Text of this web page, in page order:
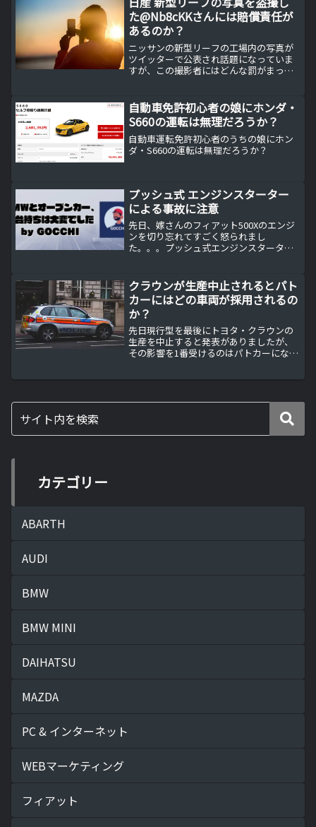
た@Nb8cKKさんには賠償責任が
あるのか？
ニッサンの新型リーフの工場内の写真が
ツイッターで公表され話題になっていま
すが、この撮影者にはどんな罰がまって
発表前の新型リーフを勝手にツイッター
でリークして大炎上！リー...
自動車免許初心者の娘にホンダ・
S660の運転は無理だろうか？
自動車運転免許初心者のうちの娘にホン
ダ・S660の運転は無理だろうか？
プッシュ式 エンジンスターター
による事故に注意
先日、嫁さんのフィアット500Xのエンジ
ンを切り忘れてすごく怒られまし
た。。。プッシュ式エンジンスターター
れて自宅のガレージに駐車していまし
た。幸い嫁さんが気付いた...
クラウンが生産中止されるとパト
カーにはどの車両が採用されるの
か？
先日現行型を最後にトヨタ・クラウンの
生産を中止すると発表がありましたが、
その影響を1番受けるのはパトカーになり
カテゴリー
ABARTH
AUDI
BMW
BMW MINI
DAIHATSU
MAZDA
PC & インターネット
WEBマーケティング
フィアット